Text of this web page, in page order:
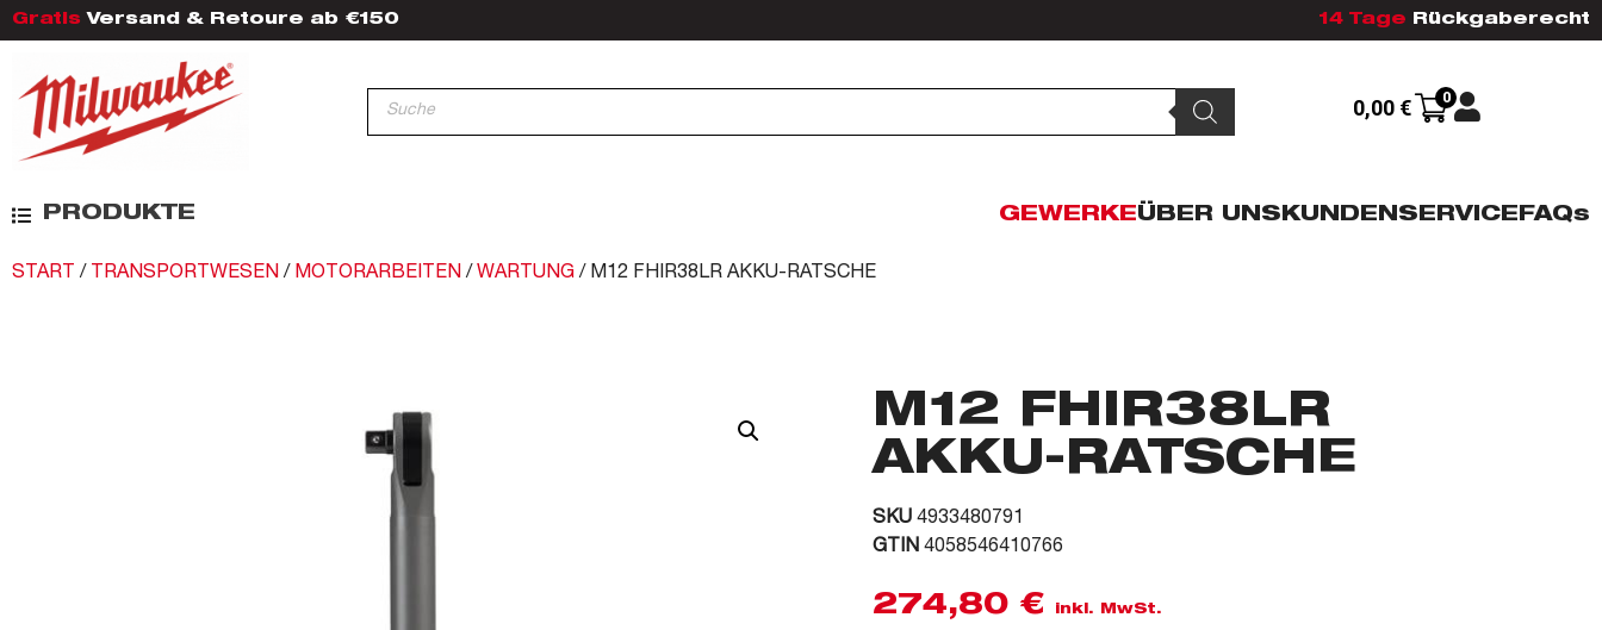
Gratis Versand & Retoure ab €150 14 Tage Rückgaberecht
0,00 € 0
PRODUKTE GEWERKEÜBER UNSKUNDENSERVICEFAQs
START / TRANSPORTWESEN / MOTORARBEITEN / WARTUNG / M12 FHIR38LR AKKU-RATSCHE
M12 FHIR38LR
AKKU-RATSCHE
SKU 4933480791
GTIN 4058546410766
274,80 € inkl. MwSt.